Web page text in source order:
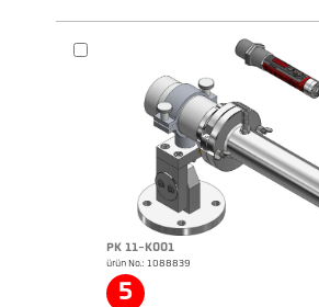
PK 11-K001
ürün No.: 1088839
5